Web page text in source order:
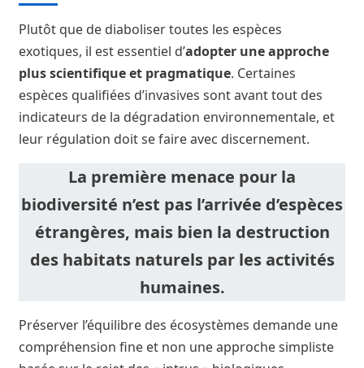
Plutôt que de diaboliser toutes les espèces
exotiques, il est essentiel d’adopter une approche
plus scientifique et pragmatique. Certaines
espèces qualifiées d’invasives sont avant tout des
indicateurs de la dégradation environnementale, et
leur régulation doit se faire avec discernement.
La première menace pour la
biodiversité n’est pas l’arrivée d’espèces
étrangères, mais bien la destruction
des habitats naturels par les activités
humaines.
Préserver l’équilibre des écosystèmes demande une
compréhension fine et non une approche simpliste